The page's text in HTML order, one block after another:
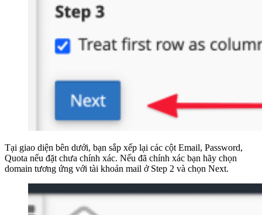
Tại giao diện bên dưới, bạn sắp xếp lại các cột Email, Password,
Quota nếu đặt chưa chính xác. Nếu đã chính xác bạn hãy chọn
domain tương ứng với tài khoản mail ở Step 2 và chọn Next.